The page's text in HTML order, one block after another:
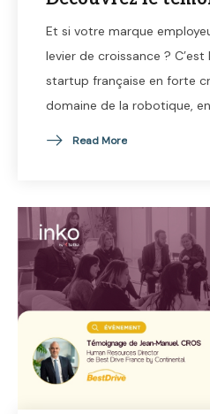
Et si votre marque
levier de croissance ? C’est
startup française en forte
domaine de la robotique,
Read More